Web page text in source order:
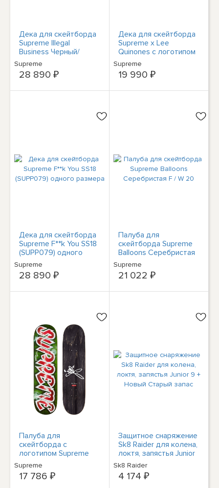
Дека для скейтборда
Supreme Illegal
Business Черный/
красный/Белый
(SS18SB8) одного
размера
Supreme
28 890 ₽
Дека для скейтборда
Supreme x Lee
Quinones с логотипом
Lee SS18 (SUPP086)
одного размера
Supreme
19 990 ₽
Дека для скейтборда
Supreme F**k You SS18
(SUPP079) одного
размера
Supreme
28 890 ₽
Палуба для
скейтборда Supreme
Balloons Серебристая
F / W 20
Supreme
21 022 ₽
Палуба для
скейтборда с
логотипом Supreme
Lee Красная, синяя, S/S
18
Supreme
17 786 ₽
Защитное снаряжение
Sk8 Raider для колена,
локтя, запястья Junior
9 + Новый Старый
запас
Sk8 Raider
4 174 ₽